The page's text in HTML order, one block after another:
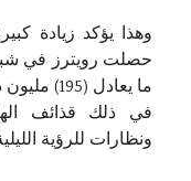
وهذا يؤكد زيادة
حصلت رويترز في
ما يعادل
في ذلك قذائف
ونظارات للرؤية